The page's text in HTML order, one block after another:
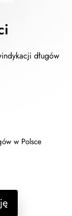
długów
w Polsce